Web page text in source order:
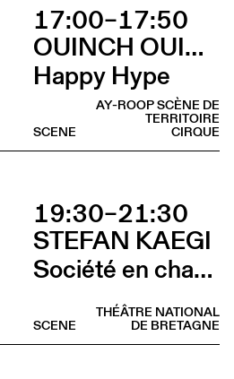
17:00–17:50
OUINCH OUINCH
Happy Hype
AY-ROOP SCÈNE DE
TERRITOIRE
CIRQUE
SCENE
19:30–21:30
STEFAN KAEGI
Société en chantier
THÉÂTRE NATIONAL
DE BRETAGNE
SCENE